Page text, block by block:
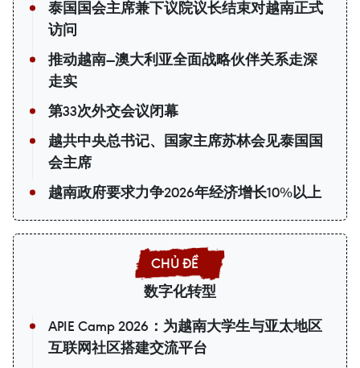
泰国国会主席兼下议院议长结束对越南正式
访问
推动越南—澳大利亚全面战略伙伴关系走深
走实
第33次外交会议闭幕
越共中央总书记、国家主席苏林会见泰国国
会主席
越南政府要求力争2026年经济增长10%以上
数字化转型
APIE Camp 2026：为越南大学生与亚太地区
互联网社区搭建交流平台